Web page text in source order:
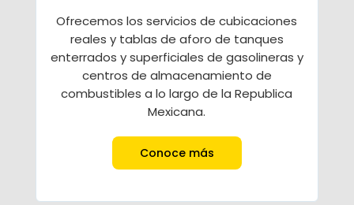
Ofrecemos los servicios de cubicaciones
reales y tablas de aforo de tanques
enterrados y superficiales de gasolineras y
centros de almacenamiento de
combustibles a lo largo de la Republica
Mexicana.
Conoce más